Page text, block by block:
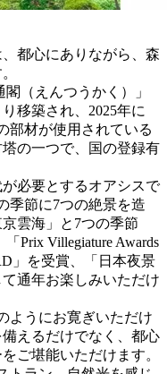
都心にありながら、森
（えんつうかく）」
移築され、2025年に
部材が使用されている
の一つで、国の登録有
必要とするオアシスで
季節に7つの絶景を造
雲海」と7つの季節
Prix Villegiature Awards
」を受賞、「日本夜景
通年お楽しみいただけ
ようにお寛ぎいただけ
えるだけでなく、都心
ご堪能いただけます。